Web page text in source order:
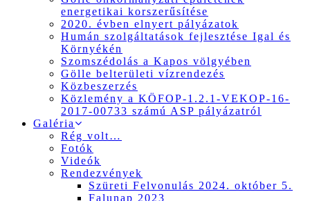
energetikai korszerűsítése
2020. évben elnyert pályázatok
Humán szolgáltatások fejlesztése Igal és
Környékén
Szomszédolás a Kapos völgyében
Gölle belterületi vízrendezés
Közbeszerzés
Közlemény a KÖFOP-1.2.1-VEKOP-16-
2017-00733 számú ASP pályázatról
Galéria
Rég volt…
Fotók
Videók
Rendezvények
Szüreti Felvonulás 2024. október 5.
Falunap 2023